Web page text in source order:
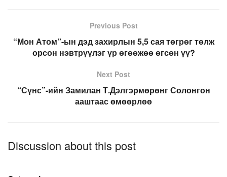
Previous Post
“Мон Атом”-ын дэд захирлын 5,5 сая төгрөг төлж
орсон нэвтрүүлэг үр өгөөжөө өгсөн үү?
Next Post
“Сүнс”-ийн Замилан Т.Дэлгэрмөрөнг Солонгон
ааштаас өмөөрлөө
Discussion about this post